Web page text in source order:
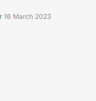
16 March 2023